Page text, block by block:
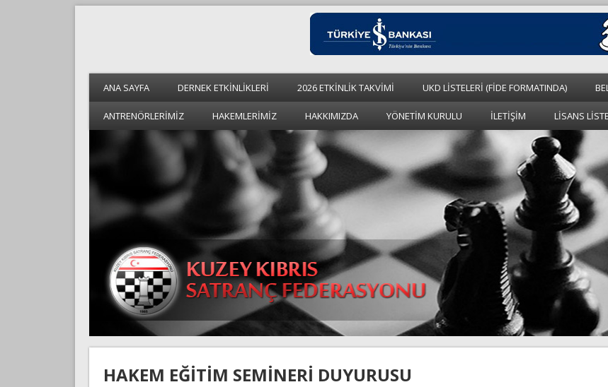
ANA SAYFA DERNEK ETKİNLİKLERİ 2026 ETKİNLİK TAKVİMİ UKD LİSTELERİ (FİDE FORMATINDA)
ANTRENÖRLERİMİZ HAKEMLERİMİZ HAKKIMIZDA YÖNETİM KURULU İLETİŞİM LİSANS
HAKEM EĞİTİM SEMİNERİ DUYURUSU